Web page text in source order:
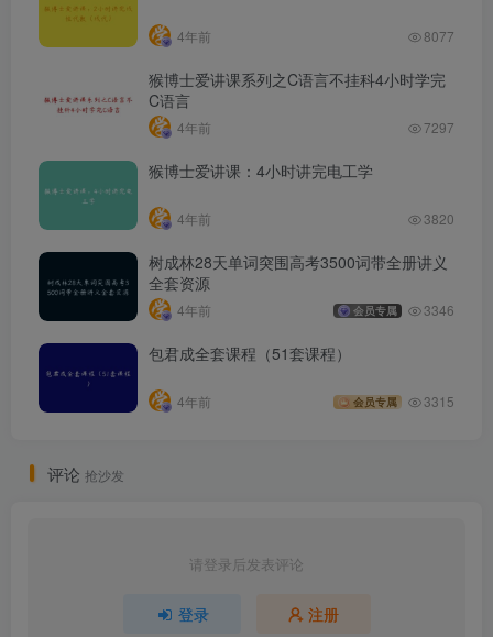
4年前 8077
猴博士爱讲课系列之C语言不挂科4小时学完
C语言
4年前 7297
猴博士爱讲课：4小时讲完电工学
4年前 3820
树成林28天单词突围高考3500词带全册讲义
全套资源
4年前 会员专属 3346
包君成全套课程（51套课程）
4年前 会员专属 3315
评论 抢沙发
请登录后发表评论
登录 注册